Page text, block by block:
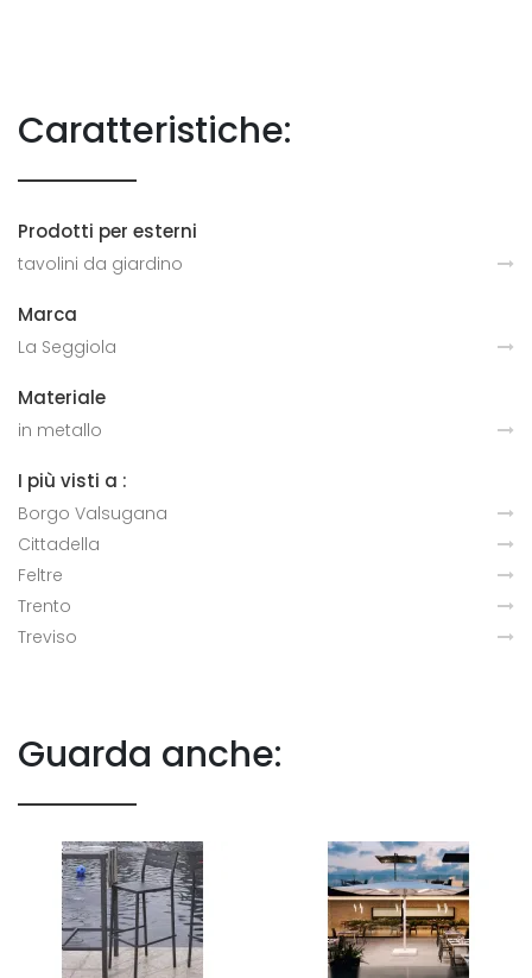
Caratteristiche:
Prodotti per esterni
tavolini da giardino
Marca
La Seggiola
Materiale
in metallo
I più visti a :
Borgo Valsugana
Cittadella
Feltre
Trento
Treviso
Guarda anche: